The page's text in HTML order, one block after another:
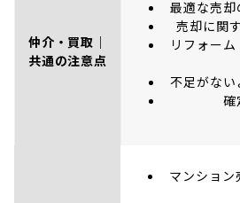
仲介・買取｜
共通の注意点
最適な売却
売却に関
リフォー
不足がない
確
マンション